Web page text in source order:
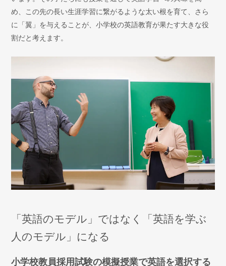
め、この先の長い生涯学習に繋がるような太い根を育て、さら
に「翼」を与えることが、小学校の英語教育が果たす大きな役
割だと考えます。
「英語のモデル」ではなく「英語を学ぶ
人のモデル」になる
小学校教員採用試験の模擬授業で英語を選択する